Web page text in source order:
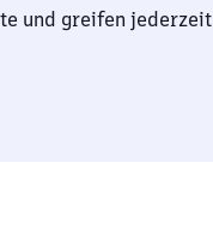
und greifen jederzeit